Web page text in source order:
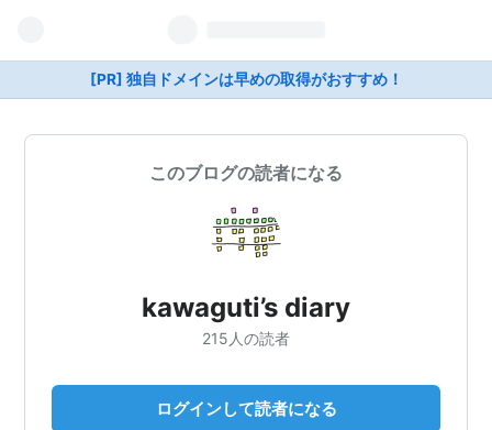
[PR] 独自ドメインは早めの取得がおすすめ！
このブログの読者になる
kawaguti’s diary
215人の読者
ログインして読者になる